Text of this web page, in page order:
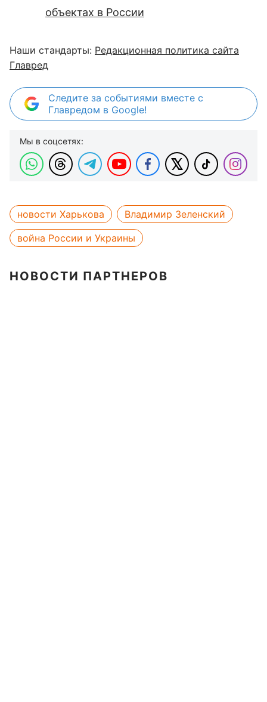
объектах в России
Наши стандарты: Редакционная политика сайта
Главред
Следите за событиями вместе с
Главредом в Google!
Мы в соцсетях:
новости Харькова
Владимир Зеленский
война России и Украины
НОВОСТИ ПАРТНЕРОВ